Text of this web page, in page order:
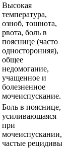
Высокая
температура,
озноб, тошнота,
рвота, боль в
пояснице (часто
односторонняя),
общее
недомогание,
учащенное и
болезненное
мочеиспускание.
Боль в пояснице,
усиливающаяся
при
мочеиспускании,
частые рецидивы